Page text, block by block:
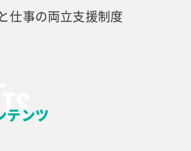
仕事の両立支援制度
テンツ